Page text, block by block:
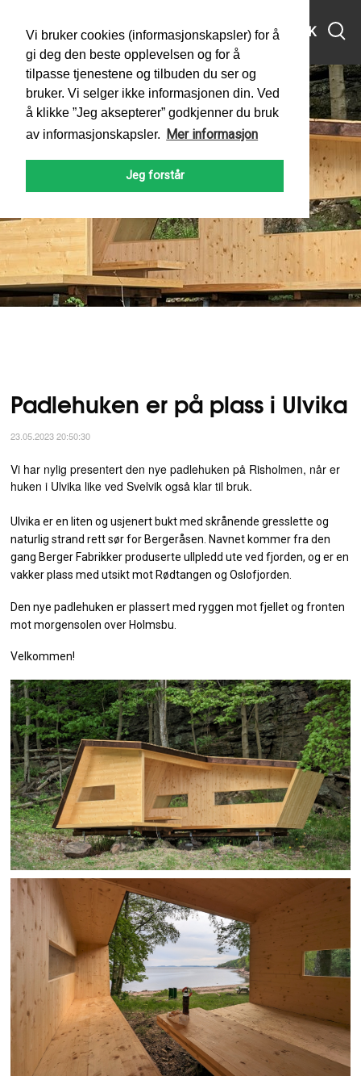
Vi bruker cookies (informasjonskapsler) for å
gi deg den beste opplevelsen og for å
tilpasse tjenestene og tilbuden du ser og
bruker. Vi selger ikke informasjonen din. Ved
å klikke ”Jeg aksepterer” godkjenner du bruk
av informasjonskapsler.
Mer informasjon
Jeg forstår
MENY SØK
Padlehuken er på plass i Ulvika
23.05.2023 20:50:30
Vi har nylig presentert den nye padlehuken på Risholmen, når er
huken i Ulvika like ved Svelvik også klar til bruk.
Ulvika er en liten og usjenert bukt med skrånende gresslette og
naturlig strand rett sør for Bergeråsen. Navnet kommer fra den
gang Berger Fabrikker produserte ullpledd ute ved fjorden, og er en
vakker plass med utsikt mot Rødtangen og Oslofjorden.
Den nye padlehuken er plassert med ryggen mot fjellet og fronten
mot morgensolen over Holmsbu.
Velkommen!